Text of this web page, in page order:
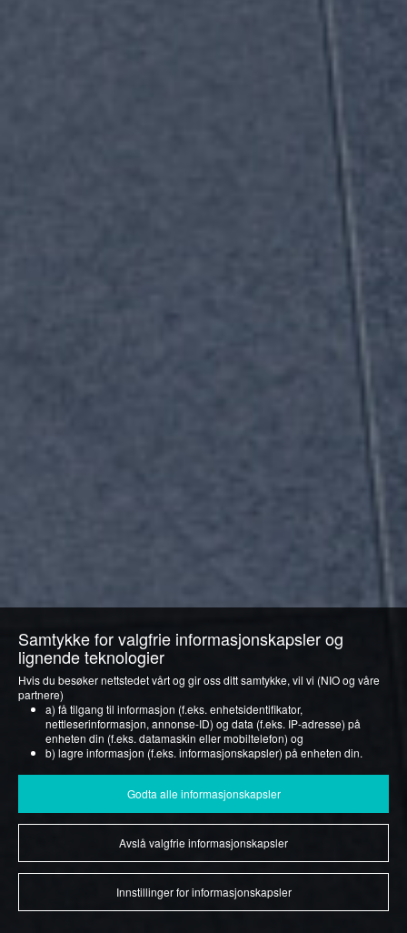
Samtykke for valgfrie informasjonskapsler og
lignende teknologier
Hvis du besøker nettstedet vårt og gir oss ditt samtykke, vil vi (NIO og våre
partnere)
a) få tilgang til informasjon (f.eks. enhetsidentifikator,
nettleserinformasjon, annonse-ID) og data (f.eks. IP-adresse) på
enheten din (f.eks. datamaskin eller mobiltelefon) og
b) lagre informasjon (f.eks. informasjonskapsler) på enheten din.
Vi gjør dette for å optimalisere nettstedet vårt samt for å tilpasse det for deg
og vise deg relevant annonsering på sosiale medier eller for å tilby deg
"Innstillinger for informasjonskapsler" eller foreta et individuelt valg der.
Vær oppmerksom på at tilbakekallingen av samtykket kun har virkning for
fremtiden.
Hvis du vil vite mer om informasjonskapsler og lignende teknologi, kan du
Godta alle informasjonskapsler
Avslå valgfrie informasjonskapsler
Innstillinger for informasjonskapsler